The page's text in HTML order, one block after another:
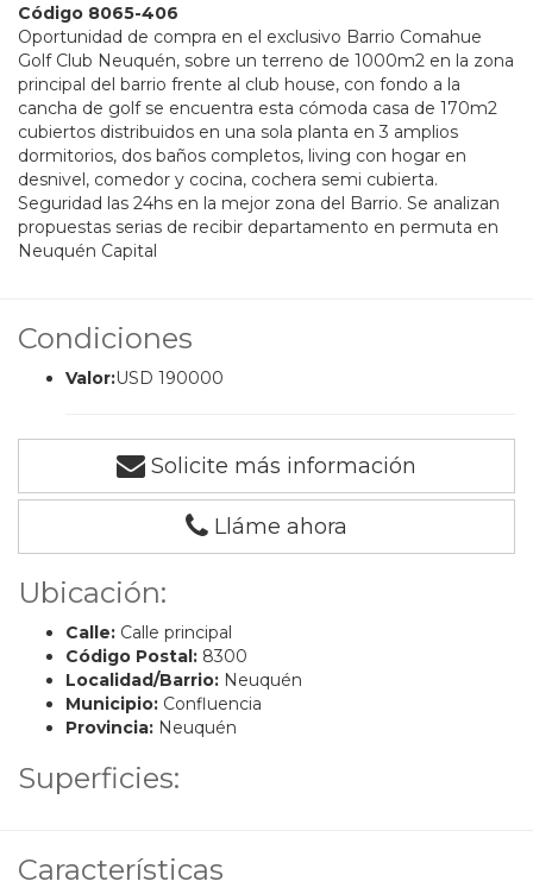
Código 8065-406
Oportunidad de compra en el exclusivo Barrio Comahue
Golf Club Neuquén, sobre un terreno de 1000m2 en la zona
principal del barrio frente al club house, con fondo a la
cancha de golf se encuentra esta cómoda casa de 170m2
cubiertos distribuidos en una sola planta en 3 amplios
dormitorios, dos baños completos, living con hogar en
desnivel, comedor y cocina, cochera semi cubierta.
Seguridad las 24hs en la mejor zona del Barrio. Se analizan
propuestas serias de recibir departamento en permuta en
Neuquén Capital
Condiciones
Valor:USD 190000
Solicite más información
Lláme ahora
Ubicación:
Calle: Calle principal
Código Postal: 8300
Localidad/Barrio: Neuquén
Municipio: Confluencia
Provincia: Neuquén
Superficies:
Características